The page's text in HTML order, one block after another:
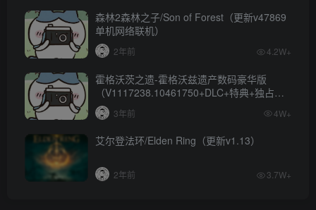
森林2森林之子/Son of Forest（更新v47869
单机网络联机）
2年前 4.2W+
霍格沃茨之遗-霍格沃兹遗产数码豪华版
（V1117238.10461750+DLC+特典+独占内
容）
3年前 4W+
艾尔登法环/Elden Ring（更新v1.13）
2年前 3.7W+